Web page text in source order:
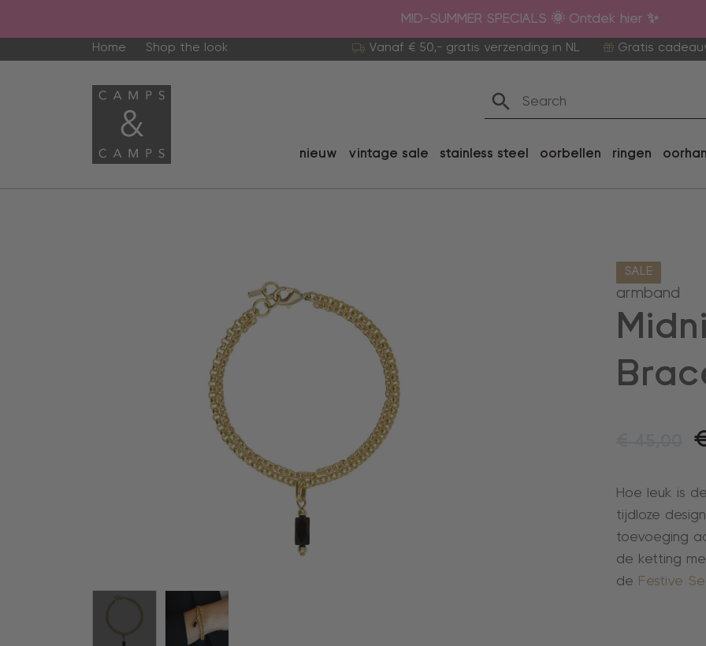
MID-SUMMER SPECIALS 🌞 Ontdek hier ✨
Home Shop the look Vanaf € 50,- gratis verzending in NL Gratis
nieuw vintage sale stainless steel oorbellen ringen
SALE
armband
Hoe leuk is
tijdloze
toevoeging
de ketting
de Festive